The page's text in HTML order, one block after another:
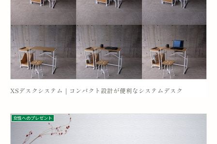
XSデスクシステム｜コンパクト設計が便利なシステムデスク
女性へのプレゼント